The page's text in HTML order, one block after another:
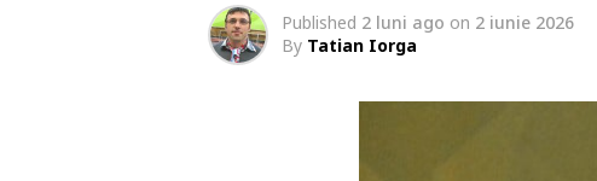
Published 2 luni ago on 2 iunie 2026
By Tatian Iorga